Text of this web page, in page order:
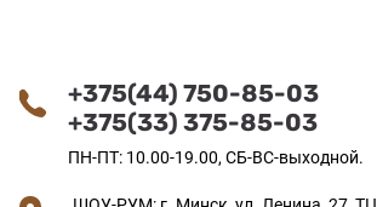
+375(44) 750-85-03
+375(33) 375-85-03
ПН-ПТ: 10.00-19.00, СБ-ВС-выходной.